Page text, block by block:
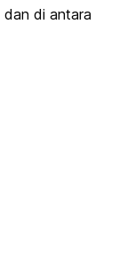
dan di antara